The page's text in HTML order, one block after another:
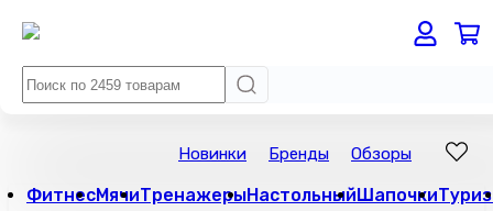
Новинки Бренды Обзоры
ФитнесМячиТренажерыНастольныйШапочки